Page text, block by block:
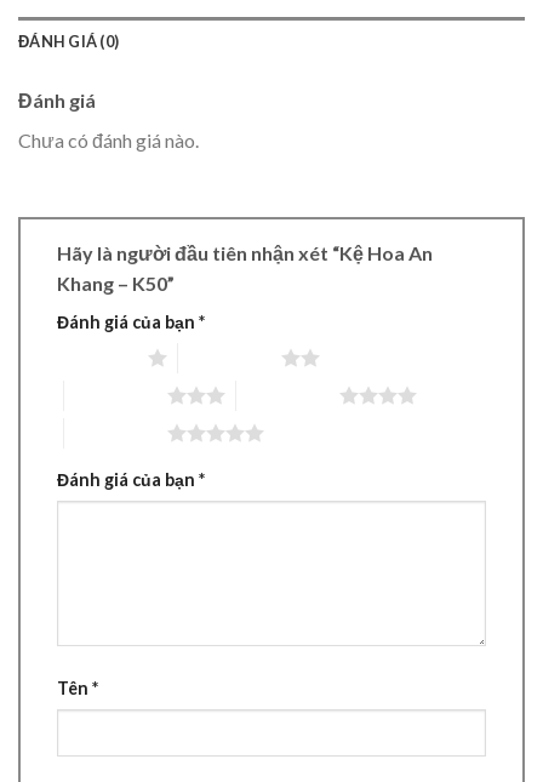
ĐÁNH GIÁ (0)
Đánh giá
Chưa có đánh giá nào.
Hãy là người đầu tiên nhận xét “Kệ Hoa An
Khang – K50”
Đánh giá của bạn *
Đánh giá của bạn *
Tên *